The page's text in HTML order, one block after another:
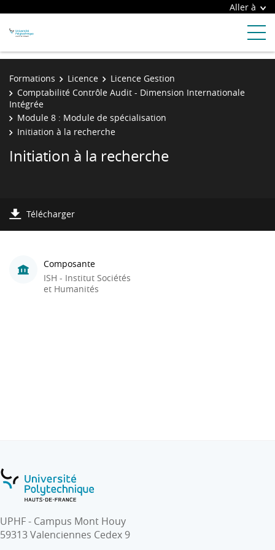
Aller à
Formations Licence
Licence Gestion
Comptabilité Contrôle Audit - Dimension Internationale
Intégrée
Module 8 : Module de spécialisation
Initiation à la recherche
Initiation à la recherche
Télécharger
Composante
ISH - Institut Sociétés
et Humanités
UPHF - Campus Mont Houy
59313 Valenciennes Cedex 9